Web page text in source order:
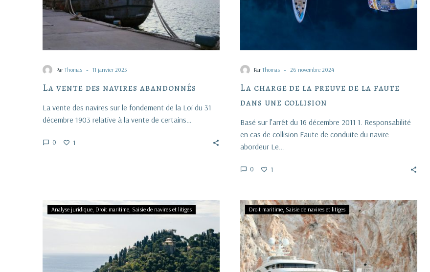
Par Thomas - 11 janvier 2025
La vente des navires abandonnés
La vente des navires sur le fondement de la Loi du 31
décembre 1903 relative à la vente de certains…
0 1
Par Thomas - 26 novembre 2024
La charge de la preuve de la faute
dans une collision
Basé sur l’arrêt du 16 décembre 2011 1. Responsabilité
en cas de collision Faute de conduite du navire
abordeur Le…
0 1
Droit
maritime
et
des
transports
Analyse juridique Droit maritime Saisie de navires et litiges
Revendiquant
concurrent
contestant
une
saisie
du
Droit maritime Saisie de navires et litiges